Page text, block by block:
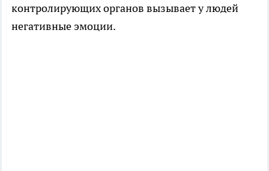
контролирующих органов вызывает у людей
негативные эмоции.